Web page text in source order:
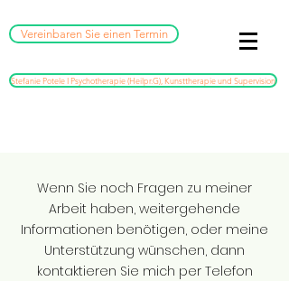
Vereinbaren Sie einen Termin
Stefanie Potele I Psychotherapie (Heilpr.G), Kunsttherapie und Supervision
Wenn Sie noch Fragen zu meiner
Arbeit haben, weitergehende
Informationen benötigen, oder meine
Unterstützung wünschen, dann
kontaktieren Sie mich per Telefon